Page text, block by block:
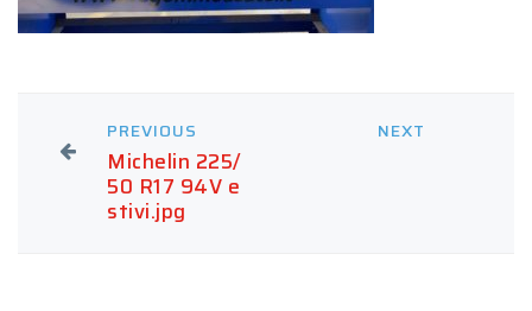
PREVIOUS
Michelin 225/
50 R17 94V e
stivi.jpg
NEXT